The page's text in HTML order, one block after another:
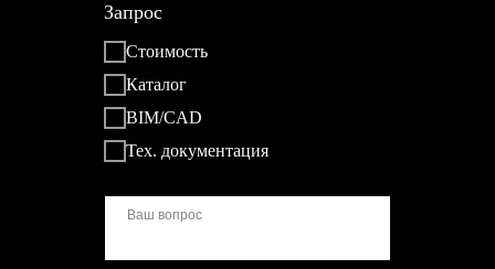
Запрос
Стоимость
Каталог
BIM/CAD
Тех. документация